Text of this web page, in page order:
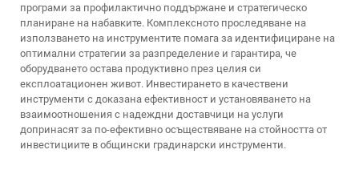
програми за профилактично поддържане и стратегическо
планиране на набавките. Комплексното проследяване на
използването на инструментите помага за идентифициране на
оптимални стратегии за разпределение и гарантира, че
оборудването остава продуктивно през целия си
експлоатационен живот. Инвестирането в качествени
инструменти с доказана ефективност и установяването на
взаимоотношения с надеждни доставчици на услуги
допринасят за по-ефективно осъществяване на стойността от
инвестициите в общински градинарски инструменти.